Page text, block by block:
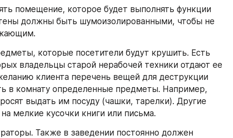
помещение, которое будет выполнять функции
должны быть шумоизолированными, чтобы не
которые посетители будут крушить. Есть
владельцы старой нерабочей техники отдают ее
клиента перечень вещей для деструкции
в комнату определенные предметы. Например,
выдать им посуду (чашки, тарелки). Другие
мелкие кусочки книги или письма.
Также в заведении постоянно должен